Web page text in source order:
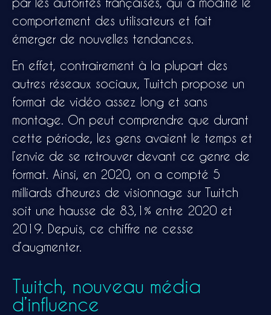
comportement des utilisateurs et fait
émerger de nouvelles tendances.
En effet, contrairement à la plupart des
autres réseaux sociaux, Twitch propose un
format de vidéo assez long et sans
montage. On peut comprendre que durant
cette période, les gens avaient le temps et
l’envie de se retrouver devant ce genre de
format. Ainsi, en 2020, on a compté 5
milliards d’heures de visionnage sur Twitch
soit une hausse de 83,1% entre 2020 et
2019. Depuis, ce chiffre ne cesse
d’augmenter.
Twitch, nouveau média
d’influence